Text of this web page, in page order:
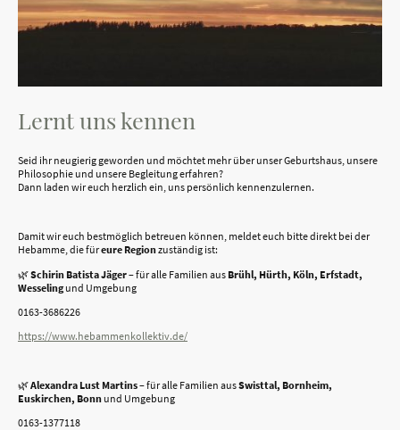
Lernt uns kennen
Seid ihr neugierig geworden und möchtet mehr über unser Geburtshaus, unsere
Philosophie und unsere Begleitung erfahren?
Dann laden wir euch herzlich ein, uns persönlich kennenzulernen.
Damit wir euch bestmöglich betreuen können, meldet euch bitte direkt bei der
Hebamme, die füreure Regionzuständig ist:
🌿Schirin Batista Jäger– für alle Familien aus Brühl, Hürth, Köln, Erfstadt,
Wesselingund Umgebung
0163-3686226
https://www.hebammenkollektiv.de/
🌿Alexandra Lust Martins– für alle Familien ausSwisttal, Bornheim,
Euskirchen, Bonn und Umgebung
0163-1377118